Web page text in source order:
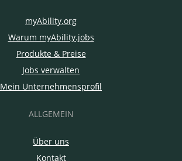
myAbility.org
Warum myAbility.jobs
Produkte & Preise
Jobs verwalten
Mein Unternehmensprofil
ALLGEMEIN
Über uns
Kontakt